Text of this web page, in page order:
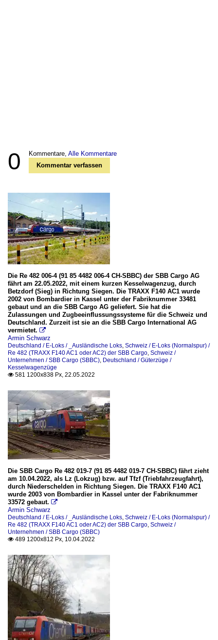
0 Kommentare, Alle Kommentare
Kommentar verfassen
Die Re 482 006-4 (91 85 4482 006-4 CH-SBBC) der SBB Cargo AG
fährt am 22.05.2022, mit einem kurzen Kesselwagenzug, durch
Betzdorf (Sieg) in Richtung Siegen. Die TRAXX F140 AC1 wurde
2002 von Bombardier in Kassel unter der Fabriknummer 33481
gebaut und an die SBB Cargo AG geliefert. Sie hat die
Zulassungen und Zugbeeinflussungssysteme für die Schweiz und
Deutschland. Zurzeit ist sie an die SBB Cargo International AG
vermietet. 
Armin Schwarz
Deutschland / E-Loks / _Ausländische Loks, Schweiz / E-Loks (Normalspur) /
Re 482 (TRAXX F140 AC1 oder AC2) der SBB Cargo, Schweiz /
Unternehmen / SBB Cargo (SBBC), Deutschland / Güterzüge /
Kesselwagenzüge
 581 1200x838 Px, 22.05.2022
Die SBB Cargo Re 482 019-7 (91 85 4482 019-7 CH-SBBC) fährt zieht
am 10.04.2022, als Lz (Lokzug) bzw. auf Tfzf (Triebfahrzeugfahrt),
durch Niederschelden in Richtung Siegen. Die TRAXX F140 AC1
wurde 2003 von Bombardier in Kassel unter der Fabriknummer
33572 gebaut. 
Armin Schwarz
Deutschland / E-Loks / _Ausländische Loks, Schweiz / E-Loks (Normalspur) /
Re 482 (TRAXX F140 AC1 oder AC2) der SBB Cargo, Schweiz /
Unternehmen / SBB Cargo (SBBC)
 489 1200x812 Px, 10.04.2022